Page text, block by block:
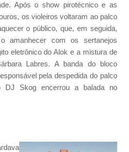
Após o show pirotécnico e as
os violeiros voltaram ao palco
o público, que, em seguida,
amanhecer com os sertanejos
eletrônico do Alok e a mistura de
Labres. A banda do bloco
pela despedida do palco
DJ Skog encerrou a balada no